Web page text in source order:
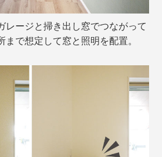
レージと掃き出し窓でつながって
で想定して窓と照明を配置。